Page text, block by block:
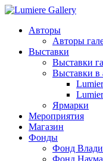
Авторы
Авторы
Выставки
Выставки
Выставки в
Ярмарки
Мероприятия
Магазин
Фонды
Фонд
Фонд Наума